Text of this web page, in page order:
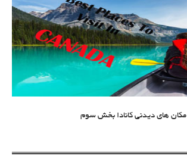
مکان های دیدنی کانادا بخش سوم